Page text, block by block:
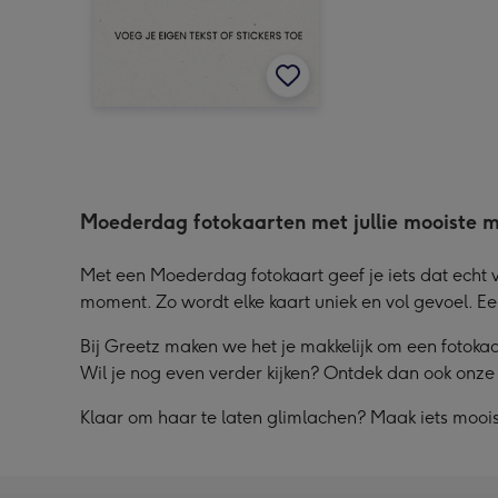
Moederdag fotokaarten met jullie mooiste
Met een Moederdag fotokaart geef je iets dat
moment. Zo wordt elke kaart uniek en vol gevoel.
Bij Greetz maken we het je makkelijk om een
Wil je nog even verder kijken? Ontdek dan ook onze
Klaar om haar te laten glimlachen? Maak iets